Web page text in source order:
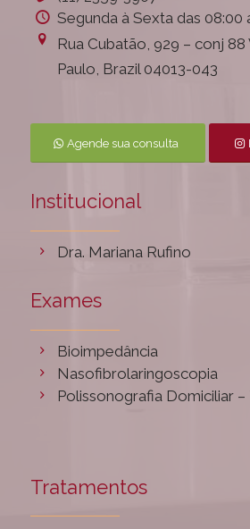
Segunda à Sexta das 08:00
Rua Cubatão, 929 – conj 88
Paulo, Brazil 04013-043
Agende sua consulta
Institucional
Dra. Mariana Rufino
Exames
Bioimpedância
Nasofibrolaringoscopia
Polissonografia Domiciliar –
Tratamentos